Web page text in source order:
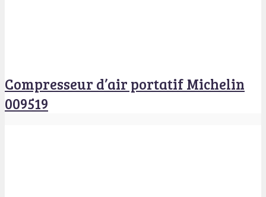
Compresseur d’air portatif Michelin
009519